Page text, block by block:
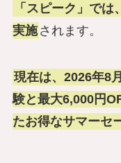
「スピーク」で
実施 されます。
現在は、2026年8
験と最大6,000円
たお得なサマーセ